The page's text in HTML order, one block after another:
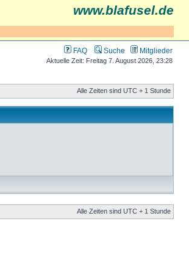
www.blafusel.de
FAQ Suche Mitglieder
Aktuelle Zeit: Freitag 7. August 2026, 23:28
Alle Zeiten sind UTC + 1 Stunde
Alle Zeiten sind UTC + 1 Stunde